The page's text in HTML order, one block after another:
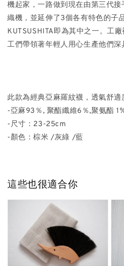
機起家，一路做到現在由第三代
織機，並延伸了3個各有特色的子
KUTSUSHITA即為其中之一。工
工們帶領著年輕人用心生產他們深
此款為經典亞麻羅紋襪，透氣舒適
-亞麻93％, 聚酯纖維6％,聚氨酯
-尺寸：23-25cm
-顏色：棕米 /灰綠 /藍
這些也很適合你